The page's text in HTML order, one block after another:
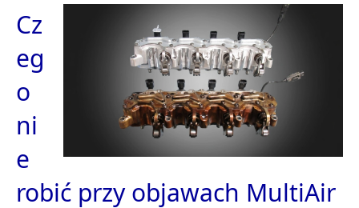
Cz
eg
o
ni
e
robić przy objawach MultiAir